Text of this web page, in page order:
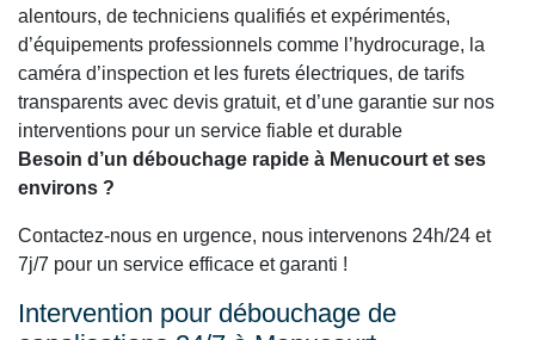
alentours, de techniciens qualifiés et expérimentés,
d’équipements professionnels comme l’hydrocurage, la
caméra d’inspection et les furets électriques, de tarifs
transparents avec devis gratuit, et d’une garantie sur nos
interventions pour un service fiable et durable
Besoin d’un débouchage rapide à Menucourt et ses
environs ?
Contactez-nous en urgence, nous intervenons 24h/24 et
7j/7 pour un service efficace et garanti !
Intervention pour débouchage de